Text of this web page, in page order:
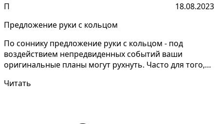
П
18.08.2023
Предложение руки с кольцом
По соннику предложение руки с кольцом - под
воздействием непредвиденных событий ваши
оригинальные планы могут рухнуть. Часто для того,
Читать